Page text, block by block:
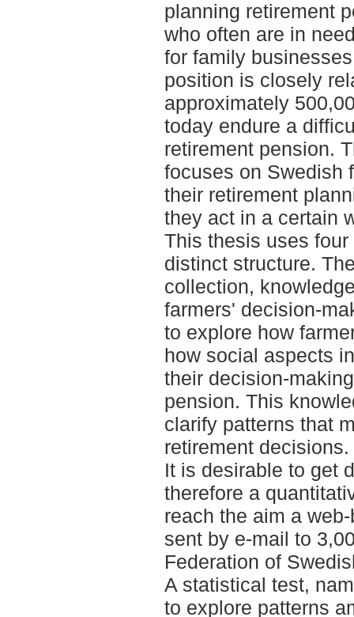
planning retirement
who often are in
for family
position is closely
approximately
today endure a
retirement pension.
focuses on Swedish
their retirement
they act in a certain
This thesis uses
distinct structure.
collection,
farmers' decision-
to explore how
how social aspects
their decision-
pension. This
clarify patterns that
retirement decisions.
It is desirable to get
therefore a
reach the aim a
sent by e-mail to
Federation of
A statistical test,
to explore patterns